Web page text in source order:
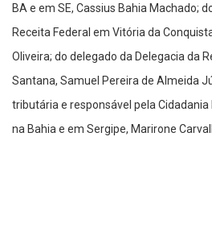
BA e em SE, Cassius Bahia Machado;
Receita Federal em Vitória da
Oliveira; do delegado da Delegacia da
Santana, Samuel Pereira de Almeida
tributária e responsável pela Cidadania
na Bahia e em Sergipe, Marirone